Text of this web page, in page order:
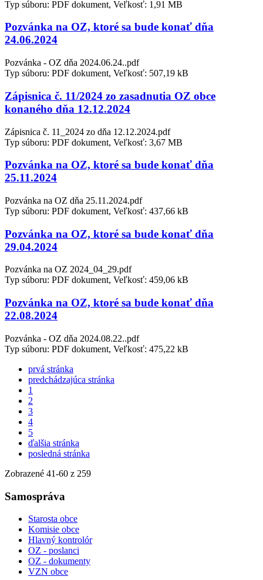
Typ súboru: PDF dokument, Veľkosť: 1,91 MB
Pozvánka na OZ, ktoré sa bude konať dňa
24.06.2024
Pozvánka - OZ dňa 2024.06.24..pdf
Typ súboru: PDF dokument, Veľkosť: 507,19 kB
Zápisnica č. 11/2024 zo zasadnutia OZ obce
konaného dňa 12.12.2024
Zápisnica č. 11_2024 zo dňa 12.12.2024.pdf
Typ súboru: PDF dokument, Veľkosť: 3,67 MB
Pozvánka na OZ, ktoré sa bude konať dňa
25.11.2024
Pozvánka na OZ dňa 25.11.2024.pdf
Typ súboru: PDF dokument, Veľkosť: 437,66 kB
Pozvánka na OZ, ktoré sa bude konať dňa
29.04.2024
Pozvánka na OZ 2024_04_29.pdf
Typ súboru: PDF dokument, Veľkosť: 459,06 kB
Pozvánka na OZ, ktoré sa bude konať dňa
22.08.2024
Pozvánka - OZ dňa 2024.08.22..pdf
Typ súboru: PDF dokument, Veľkosť: 475,22 kB
prvá stránka
predchádzajúca stránka
1
2
3
4
5
ďalšia stránka
posledná stránka
Zobrazené 41-60 z 259
Samospráva
Starosta obce
Komisie obce
Hlavný kontrolór
OZ - poslanci
OZ - dokumenty
VZN obce